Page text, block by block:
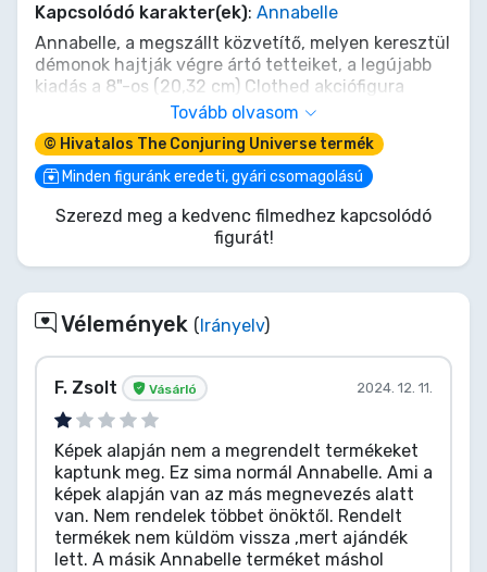
Kapcsolódó karakter(ek): Annabelle
Annabelle, a megszállt közvetítő, melyen keresztül
démonok hajtják végre ártó tetteiket, a legújabb
kiadás a 8"-os (20,32 cm) Clothed akciófigura
Ez a megszállt baba teljesen beállítható, puha
anyagból készült fehér ruhát és piros rózsaszín
övet visel. 2 cserélhető fejjel érkezik, melyek egy
normál kifejezést és egy rongyos, repedt portrét
ábrázolnak. Ablakos dobozban érkezik, amely a
Tovább olvasom
© Hivatalos The Conjuring Universe termék
Minden figuránk eredeti, gyári csomagolású
Szerezd meg a kedvenc filmedhez kapcsolódó
figurát!
Vélemények (Irányelv)
F. Zsolt Vásárló 2024. 12. 11.
Képek alapján nem a megrendelt termékeket
kaptunk meg. Ez sima normál Annabelle. Ami a
képek alapján van az más megnevezés alatt
van. Nem rendelek többet önöktől. Rendelt
termékek nem küldöm vissza ,mert ajándék
lett. A másik Annabelle terméket máshol